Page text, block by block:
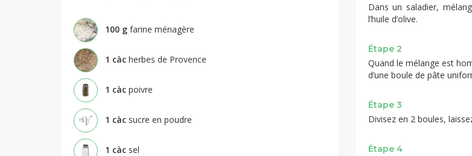
100 g farine ménagère
1 càc herbes de Provence
1 càc poivre
1 càc sucre en poudre
1 càc sel
Dans un saladier,
l’huile d’olive.
Étape 2
Quand le mélange est
d’une boule de pâte
Étape 3
Divisez en 2 boules,
Étape 4